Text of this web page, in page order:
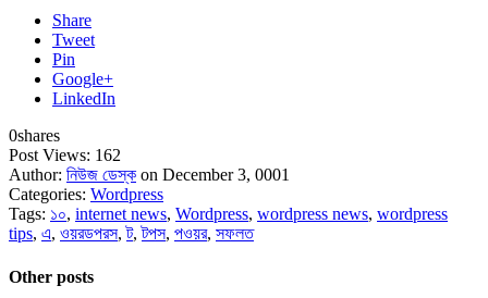
Share
Tweet
Pin
Google+
LinkedIn
0shares
Post Views: 162
Author: নিউজ ডেস্ক on December 3, 0001
Categories: Wordpress
Tags: ১০, internet news, Wordpress, wordpress news, wordpress
tips, এ, ওয়রডপরস,ট,টপস, পওয়র, সফলত
Other posts